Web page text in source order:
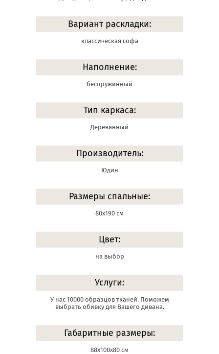
Вариант раскладки:
классическая софа
Наполнение:
беспружинный
Тип каркаса:
Деревянный
Производитель:
Юдин
Размеры спальные:
80х190 см
Цвет:
на выбор
Услуги:
У нас 10000 образцов тканей. Поможем
выбрать обивку для Вашего дивана.
Габаритные размеры:
88х100х80 см